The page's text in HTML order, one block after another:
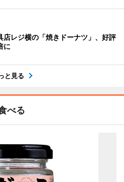
店レジ横の「焼きドーナツ」、好評
に
と見る
べる